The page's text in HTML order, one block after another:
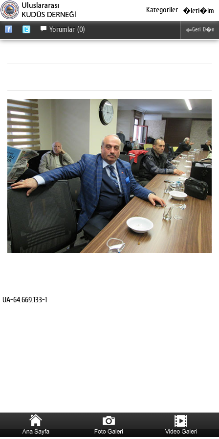
�leti�im
Kategoriler
Geri D�n
Yorumlar (0)
UA-64.669.133-1